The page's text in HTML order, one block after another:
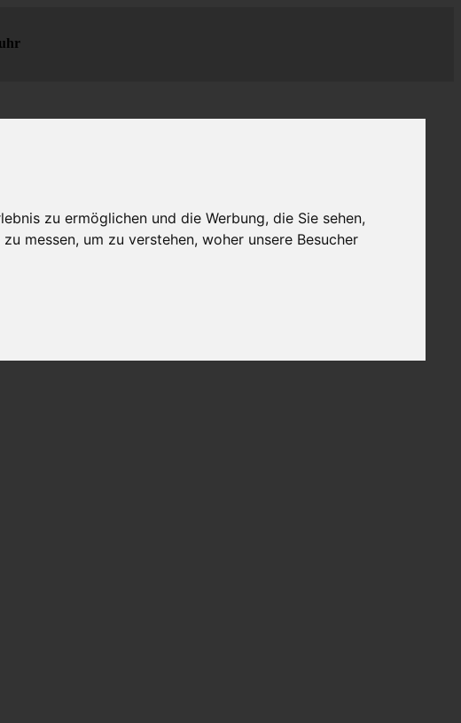
zu ermöglichen und die Werbung, die Sie sehen,
messen, um zu verstehen, woher unsere Besucher
uhr